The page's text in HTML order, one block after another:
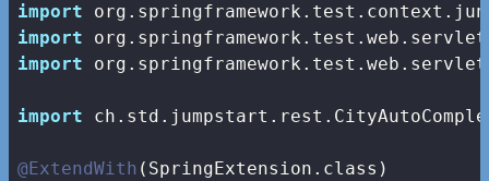
import
import
import
import
@ExtendWith